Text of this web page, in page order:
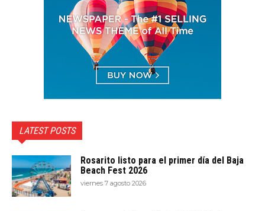
LATEST POSTS
Rosarito listo para el primer día del Baja
Beach Fest 2026
viernes 7 agosto 2026